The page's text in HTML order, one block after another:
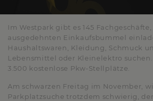
Im Westpark gibt es 145
ausgedehnten Einkaufsbummel
Haushaltswaren, Kleidung, Schmuck
Lebensmittel oder Kleinelektro
3.500 kostenlose Pkw-Stellplätze.
Am schwarzen Freitag im November,
Parkplatzsuche trotzdem schwierig,